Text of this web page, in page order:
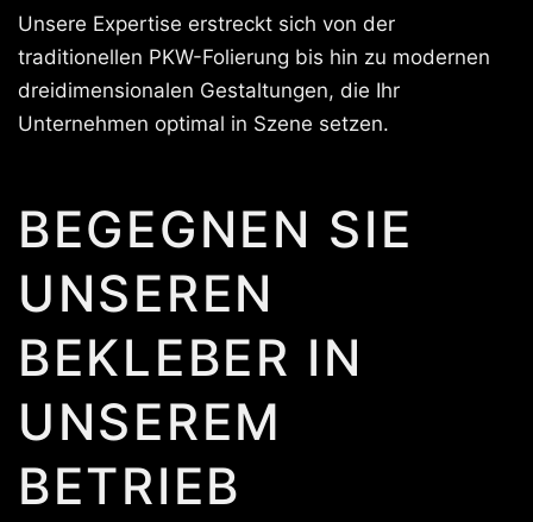
Unsere Expertise erstreckt sich von der
traditionellen PKW-Folierung bis hin zu modernen
dreidimensionalen Gestaltungen, die Ihr
Unternehmen optimal in Szene setzen.
BEGEGNEN SIE
UNSEREN
BEKLEBER IN
UNSEREM
BETRIEB